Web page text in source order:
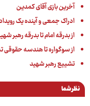
آخرین بازی آقای کمدیـن
ادراک جمعی و آینده یک
از بدرقه امام تا بدرقه رهبر
از سوگواره تا هندسه حقوقی
تشییع رهبر شهید
نظر شما